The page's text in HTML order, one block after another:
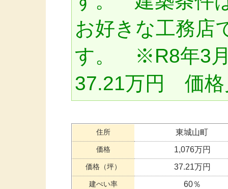
お好きな工務店
す。 ※R8年3
37.21万円 価格
住所 東城山町
価格 1,076万円
価格（坪） 37.21万円
建ぺい率 60％